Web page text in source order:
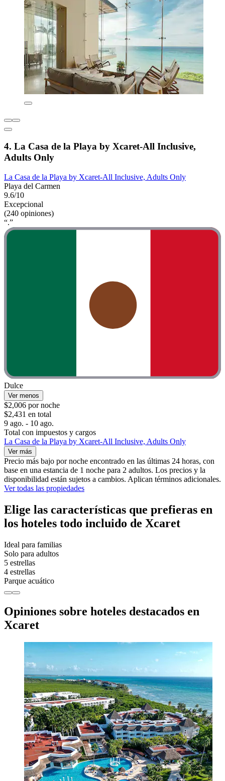
4. La Casa de la Playa by Xcaret-All Inclusive,
Adults Only
La Casa de la Playa by Xcaret-All Inclusive, Adults Only
Playa del Carmen
9.6/10
Excepcional
(240 opiniones)
“.”
Dulce
Ver menos
$2,006 por noche
$2,431 en total
9 ago. - 10 ago.
Total con impuestos y cargos
La Casa de la Playa by Xcaret-All Inclusive, Adults Only
Ver más
Precio más bajo por noche encontrado en las últimas 24 horas, con
base en una estancia de 1 noche para 2 adultos. Los precios y la
disponibilidad están sujetos a cambios. Aplican términos adicionales.
Ver todas las propiedades
Elige las características que prefieras en
los hoteles todo incluido de Xcaret
Ideal para familias
Solo para adultos
5 estrellas
4 estrellas
Parque acuático
Opiniones sobre hoteles destacados en
Xcaret